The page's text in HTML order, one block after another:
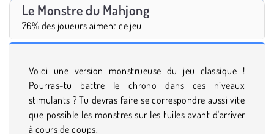
Le Monstre du Mahjong
76% des joueurs aiment ce jeu
Voici une version monstrueuse du jeu classique !
Pourras-tu battre le chrono dans ces niveaux
stimulants ? Tu devras faire se correspondre aussi vite
que possible les monstres sur les tuiles avant d'arriver
à cours de coups.